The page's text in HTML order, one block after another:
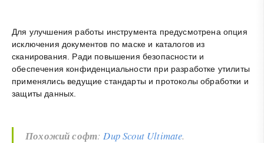
Для улучшения работы инструмента предусмотрена опция
исключения документов по маске и каталогов из
сканирования. Ради повышения безопасности и
обеспечения конфиденциальности при разработке утилиты
применялись ведущие стандарты и протоколы обработки и
защиты данных.
Похожий софт:Dup Scout Ultimate.